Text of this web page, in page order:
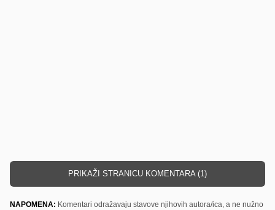
PRIKAŽI STRANICU KOMENTARA (1)
NAPOMENA: Komentari odražavaju stavove njihovih autora/ica, a ne nužno